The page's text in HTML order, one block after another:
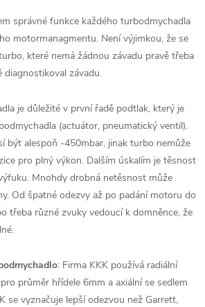
správné funkce každého turbodmychadla
motormanagmentu. Není výjimkou, že se
které nemá žádnou závadu pravě třeba
diagnostikoval závadu.
je důležité v první řadě podtlak, který je
(actuátor, pneumatický ventil).
být alespoň -450mbar, jinak turbo nemůže
pro plný výkon. Dalším úskalím je těsnost
Mnohdy drobná netěsnost může
Od špatné odezvy až po padání motoru do
třeba různé zvuky vedoucí k domněnce, že
: Firma KKK používá radiální
průměr hřídele 6mm a axiální se sedlem
se vyznačuje lepší odezvou než Garrett,